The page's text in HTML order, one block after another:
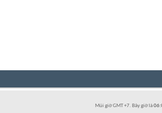
Múi giờ GMT +7. Bây giờ là